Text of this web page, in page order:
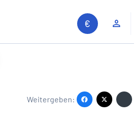
Weitergeben: